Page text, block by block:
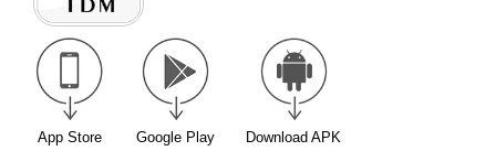
App Store Google Play Download APK